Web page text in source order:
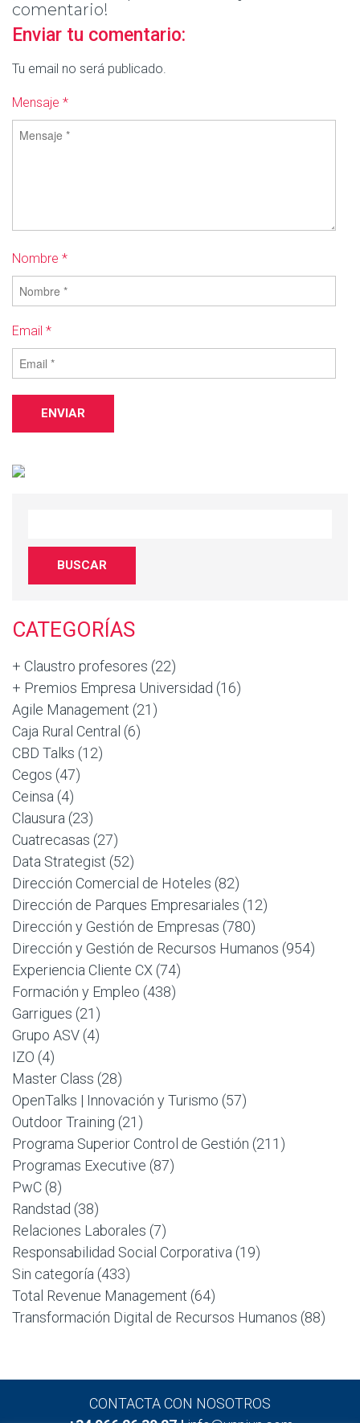
comentario!
Enviar tu comentario:
Tu email no será publicado.
Mensaje *
Nombre *
Email *
CATEGORÍAS
+ Claustro profesores (22)
+ Premios Empresa Universidad (16)
Agile Management (21)
Caja Rural Central (6)
CBD Talks (12)
Cegos (47)
Ceinsa (4)
Clausura (23)
Cuatrecasas (27)
Data Strategist (52)
Dirección Comercial de Hoteles (82)
Dirección de Parques Empresariales (12)
Dirección y Gestión de Empresas (780)
Dirección y Gestión de Recursos Humanos (954)
Experiencia Cliente CX (74)
Formación y Empleo (438)
Garrigues (21)
Grupo ASV (4)
IZO (4)
Master Class (28)
OpenTalks | Innovación y Turismo (57)
Outdoor Training (21)
Programa Superior Control de Gestión (211)
Programas Executive (87)
PwC (8)
Randstad (38)
Relaciones Laborales (7)
Responsabilidad Social Corporativa (19)
Sin categoría (433)
Total Revenue Management (64)
Transformación Digital de Recursos Humanos (88)
CONTACTA CON NOSOTROS